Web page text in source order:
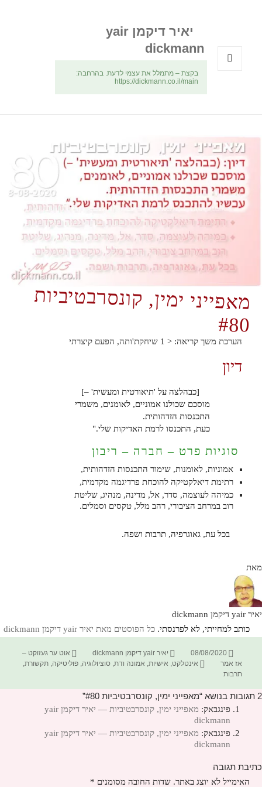
יאיר דיקמן yair
dickmann
בקצת – מתמלל את עצמי לדעת. בהרחבה:
https://dickmann.co.il/main
מאפייני ימין, קונסרבטיביות
#80
הערכת משך קריאה: < 1 שיחקת'ותה, הפעם קיצרתי
דיון
[כבהלצה על 'תיאורטית ומעשית' –]
מוסכם שכולנו אמוניים, לאומנים, משמרי
התכנסות הזדהותית.
כעת, התכנסו לרמת האדיקות שלי."
סוגיות פרט – חברה – ריבון
אמוניות, לאומנות, שימור התכנסות הזדהותית,
רתימת דיאלקטיקה להוכחת פרדיגמה מקדמית,
כמיהה לעוצמה, סדר, אל, מדינה, מנהיג, שליטת
רוב במרחב הציבורי, רהב מלל, טקסים וסמלים.
בכל עת, גאוגרפיה, תרבות ושפה.
מאת
יאיר yair דיקמן dickmann
כותב למחייתי, לא לפרנסתי. כל הפוסטים מאת יאיר yair דיקמן dickmann‏
פורסם
בתאריך
08/08/2020 מחבר
יאיר yair דיקמן dickmann קטגוריות
אוט ער געזוקט –
אז אמר
תגיות
אינטלקט אישיות אמונה ודת ,סוציולוגיה ,פוליטיקה ,תקשורת
תרבות
2 תגובות בנושא “מאפייני ימין, קונסרבטיביות #80”
פינגבאק:
מאפייני ימין, קונסרבטיביות — יאיר דיקמן yair
dickmann
פינגבאק:
מאפייני ימין, קונסרבטיביות — יאיר דיקמן yair
dickmann
כתיבת תגובה
האימייל לא יוצג באתר. שדות החובה מסומנים *